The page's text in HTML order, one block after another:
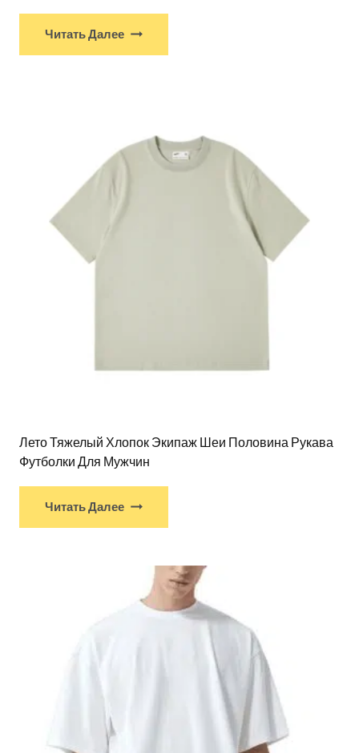
Читать Далее
Лето Тяжелый Хлопок Экипаж Шеи Половина Рукава
Футболки Для Мужчин
Читать Далее